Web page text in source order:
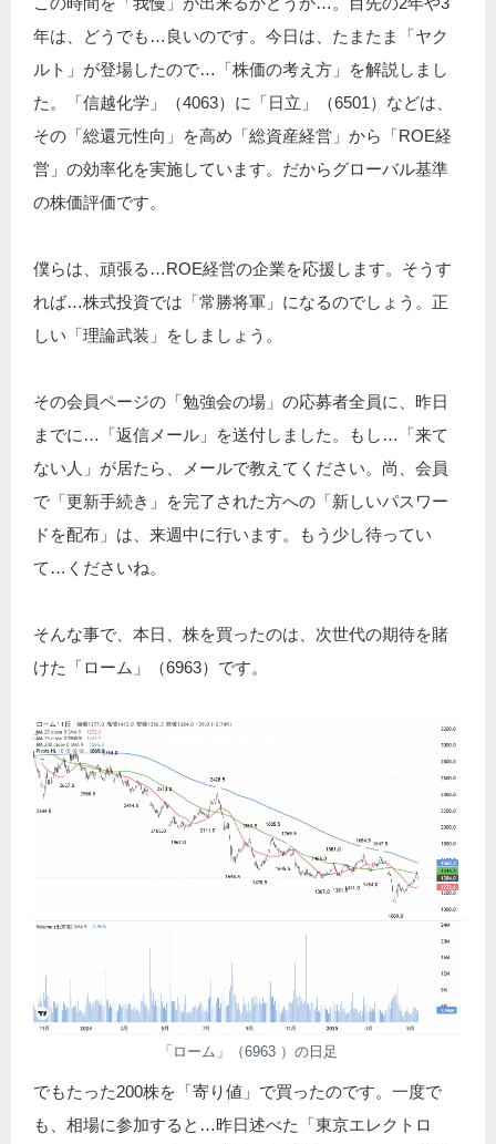
年は、どうでも…良いのです。今日は、たまたま「ヤク
ルト」が登場したので…「株価の考え方」を解説しまし
た。「信越化学」（4063）に「日立」（6501）などは、
その「総還元性向」を高め「総資産経営」から「ROE経
営」の効率化を実施しています。だからグローバル基準
の株価評価です。
僕らは、頑張る…ROE経営の企業を応援します。そうす
れば…株式投資では「常勝将軍」になるのでしょう。正
しい「理論武装」をしましょう。
その会員ページの「勉強会の場」の応募者全員に、昨日
までに…「返信メール」を送付しました。もし…「来て
ない人」が居たら、メールで教えてください。尚、会員
で「更新手続き」を完了された方への「新しいパスワー
ドを配布」は、来週中に行います。もう少し待ってい
て…くださいね。
そんな事で、本日、株を買ったのは、次世代の期待を賭
けた「ローム」（6963）です。
「ローム」（6963 ）の日足
でもたった200株を「寄り値」で買ったのです。一度で
も、相場に参加すると…昨日述べた「東京エレクトロ